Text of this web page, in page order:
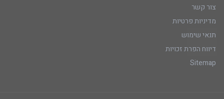
צור קשר
מדיניות פרטיות
תנאי שימוש
דיווח הפרת זכויות
Sitemap